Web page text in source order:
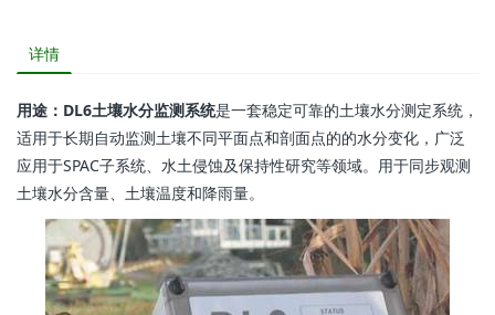
详情
用途：DL6土壤水分监测系统是一套稳定可靠的土壤水分测定系统，
适用于长期自动监测土壤不同平面点和剖面点的的水分变化，广泛
应用于SPAC子系统、水土侵蚀及保持性研究等领域。用于同步观测
土壤水分含量、土壤温度和降雨量。